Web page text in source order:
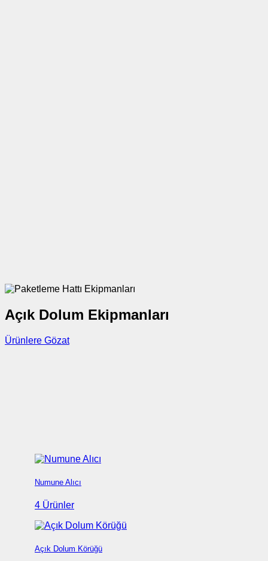
Açık Dolum Ekipmanları
Ürünlere Gözat
Numune Alıcı
4 Ürünler
Açık Dolum Körüğü